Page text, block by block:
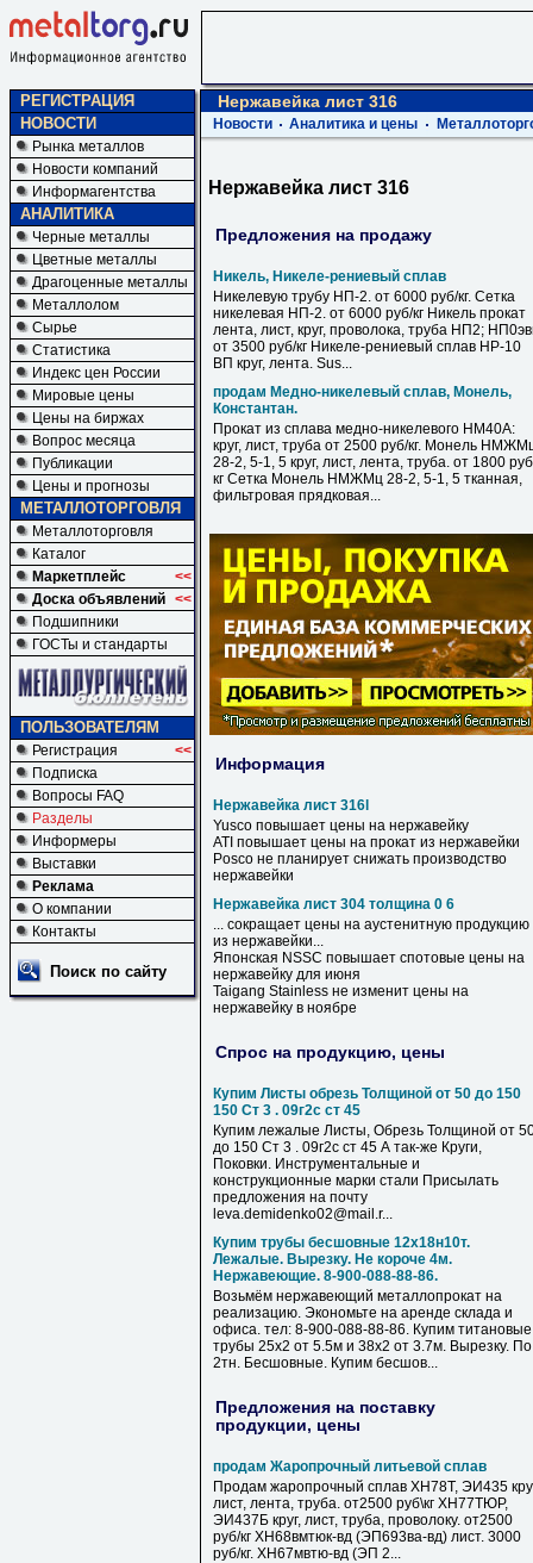
РЕГИСТРАЦИЯ
НОВОСТИ
Рынка металлов
Новости компаний
Информагентства
АНАЛИТИКА
Черные металлы
Цветные металлы
Драгоценные металлы
Металлолом
Сырье
Статистика
Индекс цен России
Мировые цены
Цены на биржах
Вопрос месяца
Публикации
Цены и прогнозы
МЕТАЛЛОТОРГОВЛЯ
Металлоторговля
Каталог
Маркетплейс
<<
Доска объявлений <<
Подшипники
ГОСТы и стандарты
ПОЛЬЗОВАТЕЛЯМ
Регистрация
<<
Подписка
Вопросы FAQ
Разделы
Информеры
Выставки
Реклама
О компании
Контакты
Поиск по сайту
Нержавейка лист 316
Новости Аналитика и цены
Нержавейка лист 316
Предложения на продажу
Никель, Никеле-рениевый сплав
Никелевую трубу НП-2. от 6000 руб/кг. Сетка
никелевая НП-2. от 6000 руб/кг Никель прокат
лента, лист, круг, проволока, труба НП2;
от 3500 руб/кг Никеле-рениевый сплав НР-10
ВП круг, лента. Sus...
продам Медно-никелевый сплав, Монель,
Константан.
Прокат из сплава медно-никелевого НМ40А:
круг, лист, труба от 2500 руб/кг. Монель
28-2, 5-1, 5 круг, лист, лента, труба. от 1800
кг Сетка Монель НМЖМц 28-2, 5-1, 5 тканная,
фильтровая прядковая...
Информация
Нержавейка лист 316l
Yusco повышает цены на нержавейку
ATI повышает цены на прокат из нержавейки
Posco не планирует снижать производство
нержавейки
Нержавейка лист 304 толщина 0 6
... сокращает цены на аустенитную продукцию
из нержавейки...
Японская NSSC повышает спотовые цены на
нержавейку для июня
Taigang Stainless не изменит цены на
нержавейку в ноябре
Спрос на продукцию, цены
Купим Листы обрезь Толщиной от 50 до 150
150 Ст 3 . 09г2с ст 45
Купим лежалые Листы, Обрезь Толщиной от
до 150 Ст 3 . 09г2с ст 45 А так-же Круги,
Поковки. Инструментальные и
конструкционные марки стали Присылать
предложения на почту
leva.demidenko02@mail.r...
Купим трубы бесшовные 12х18н10т.
Лежалые. Вырезку. Не короче 4м.
Нержавеющие. 8-900-088-88-86.
Возьмём нержавеющий металлопрокат на
реализацию. Экономьте на аренде склада и
офиса. тел: 8-900-088-88-86. Купим титановые
трубы 25х2 от 5.5м и 38х2 от 3.7м. Вырезку. По
2тн. Бесшовные. Купим бесшов...
Предложения на поставку
продукции, цены
продам Жаропрочный литьевой сплав
Продам жаропрочный сплав ХН78Т, ЭИ435
лист, лента, труба. от2500 руб\кг ХН77ТЮР,
ЭИ437Б круг, лист, труба, проволоку. от2500
руб/кг ХН68вмтюк-вд (ЭП693ва-вд) лист. 3000
руб/кг. ХН67мвтю-вд (ЭП 2...